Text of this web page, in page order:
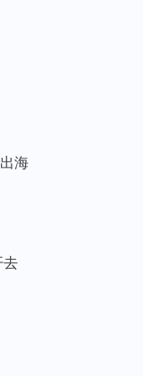
海
去